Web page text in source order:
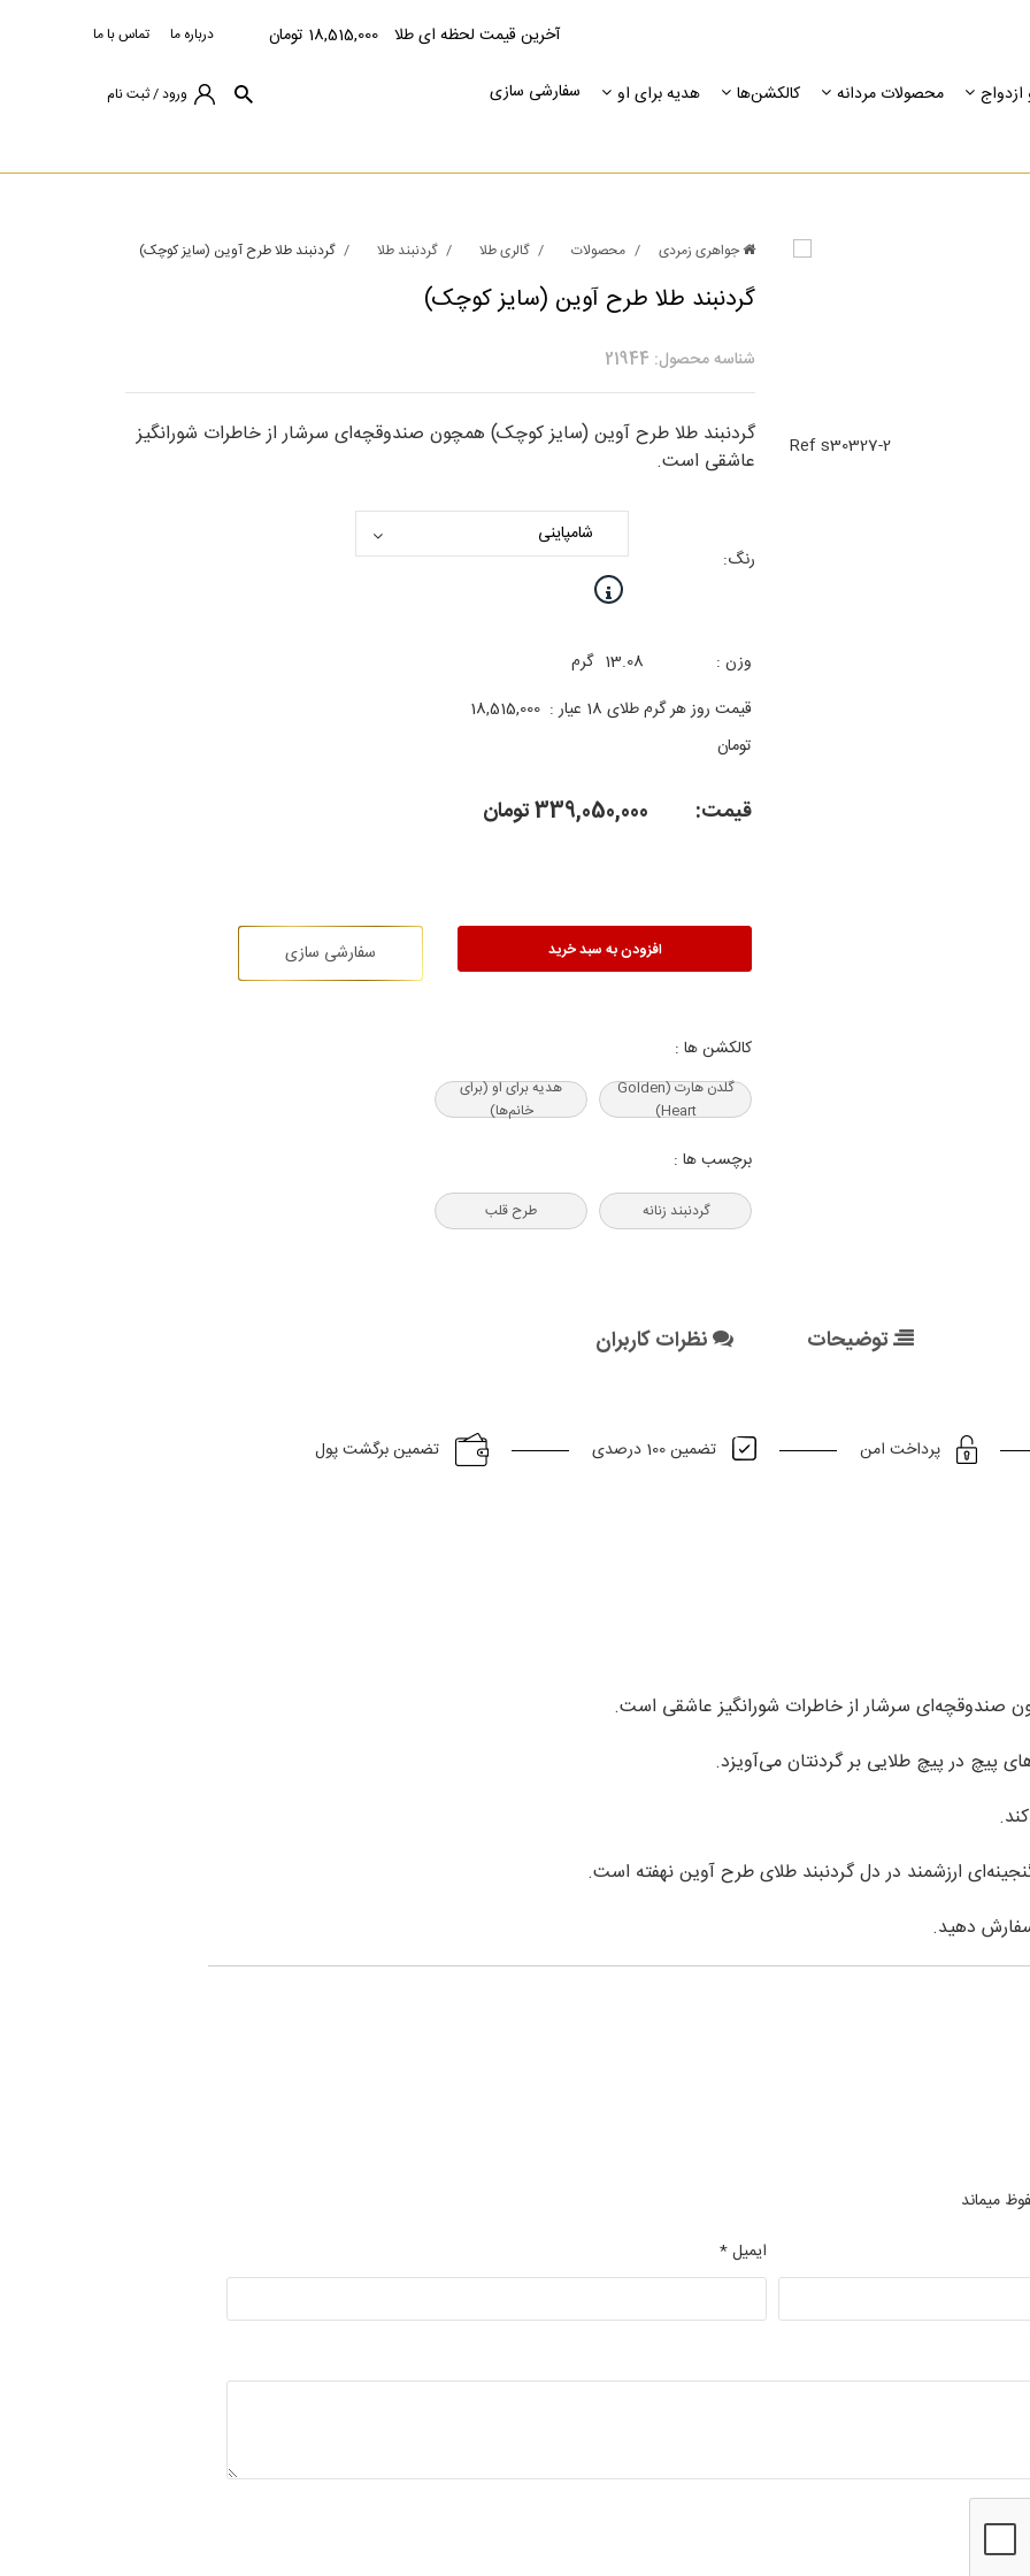
آخرین قیمت لحظه ای طلا 18,515,000 تومان درباره ما تماس با ما
محصولات مردانه کالکشن‌ها هدیه برای او
سفارشی سازی
ورود / ثبت نام
Ref s30327-2
جواهری زمردی محصولات گالری طلا گردنبند طلا گردنبند طلا طرح آوین (سایز کوچک)
گردنبند طلا طرح آوین (سایز کوچک)
شناسه محصول: 21944
گردنبند طلا طرح آوین (سایز کوچک) همچون صندوقچه‌ای سرشار از خاطرات شورانگیز
عاشقی است.
رنگ:
وزن : 13.08 گرم
قیمت روز هر گرم طلای 18 عیار :
18,515,000
تومان
قیمت: 339,050,000تومان
افزودن به سبد خرید سفارشی سازی
کالکشن ها :
گلدن هارت (Golden
Heart)
هدیه‌ برای او (برای
خانم‌ها)
برچسب ها :
گردنبند زنانه طرح قلب
توضیحات نظرات کاربران
پرداخت امن تضمین 100 درصدی تضمین برگشت پول
صندوقچه‌ای سرشار از خاطرات شورانگیز عاشقی است.
ارزشمند در دل گردنبند طلای طرح آوین نهفته است.
دهید.
میماند
ایمیل *